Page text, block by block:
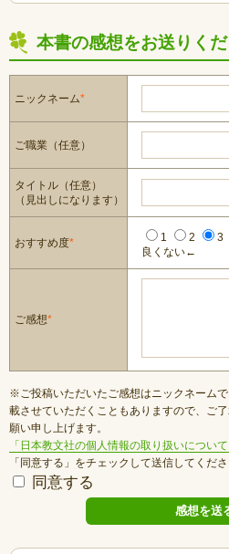
本書の感想をお送りく
ニックネーム*
ご職業（任意）
タイトル（任意）
（見出しになります）
おすすめ度* 1 2 3
良くない←
ご感想*
※ご投稿いただいたご感想はニックネーム
載させていただくこともありますので、ご
願い申し上げます。
「日本教文社の個人情報の取り扱いについて
「同意する」をチェックして送信してくださ
同意する